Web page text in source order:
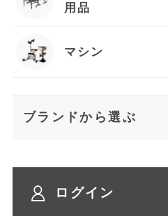
用品
マシン
ブランドから選ぶ
ログイン